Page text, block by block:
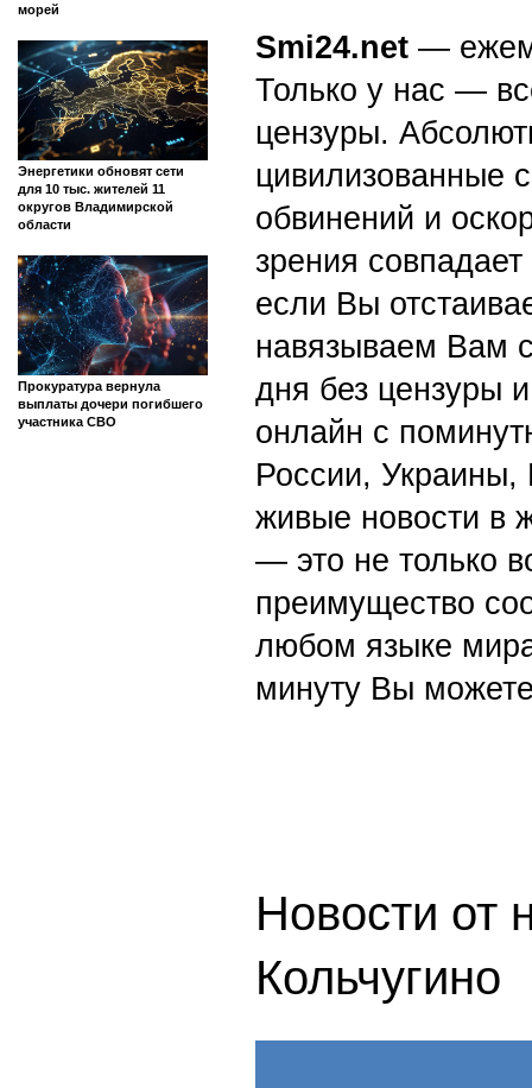
морей
Энергетики обновят сети
для 10 тыс. жителей 11
округов Владимирской
области
Прокуратура вернула
выплаты дочери погибшего
участника СВО
Smi24.net —
Только у нас —
цензуры.
цивилизованные
обвинений и
зрения
если Вы
навязываем Вам
дня без цензуры
онлайн с
России,
живые новости в
— это не только
преимущество
любом языке
минуту Вы
Новости от
Кольчугино